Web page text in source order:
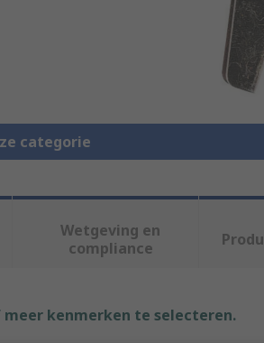
categorie
Wetgeving en
compliance
kenmerken te selecteren.